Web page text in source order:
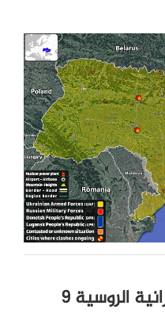
آخر تطورات الحرب الأوكرانية الروسية 9